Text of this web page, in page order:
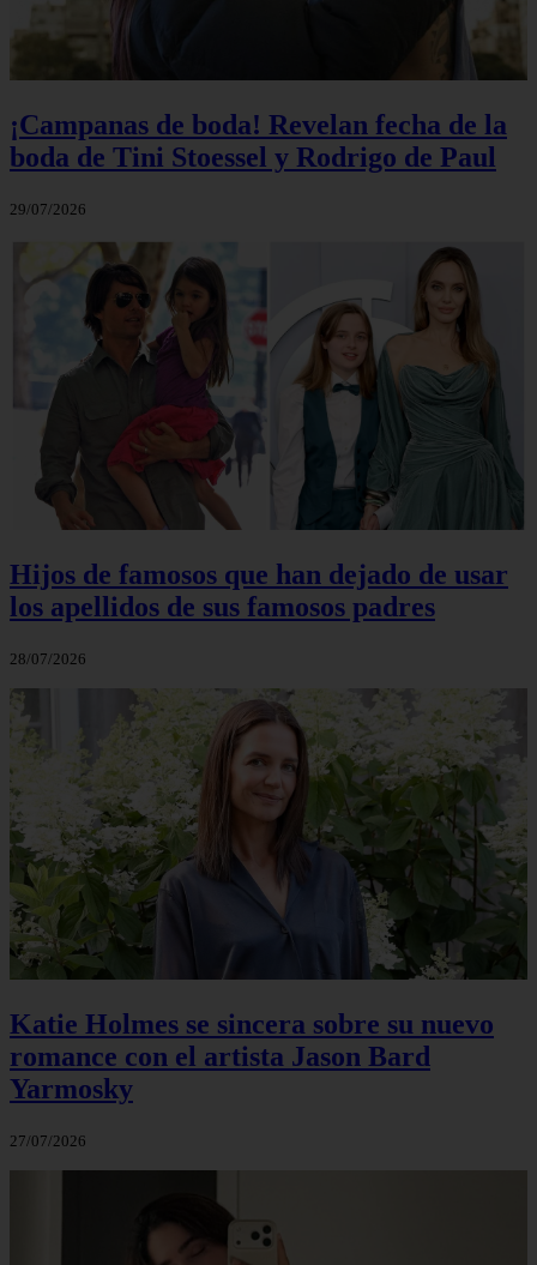
¡Campanas de boda! Revelan fecha de la
boda de Tini Stoessel y Rodrigo de Paul
29/07/2026
Hijos de famosos que han dejado de usar
los apellidos de sus famosos padres
28/07/2026
Katie Holmes se sincera sobre su nuevo
romance con el artista Jason Bard
Yarmosky
27/07/2026